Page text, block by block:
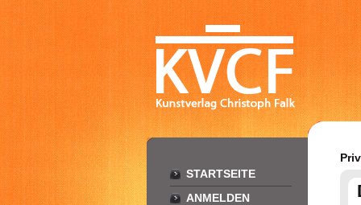
STARTSEITE
ANMELDEN